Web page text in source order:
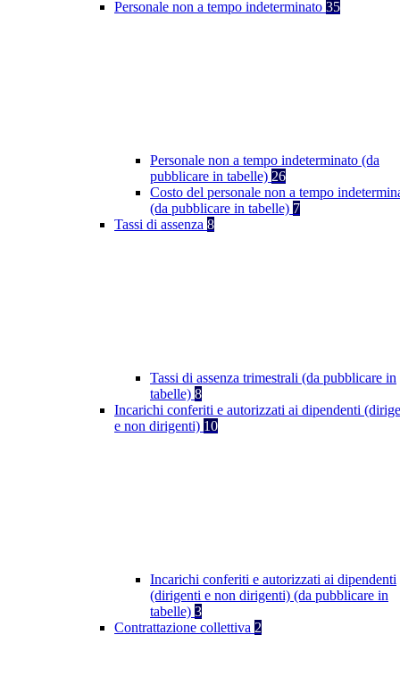
Personale non a tempo indeterminato 35
Personale non a tempo indeterminato (da
pubblicare in tabelle) 26
Costo del personale non a tempo
(da pubblicare in tabelle) 7
Tassi di assenza 8
Tassi di assenza trimestrali (da pubblicare in
tabelle) 8
Incarichi conferiti e autorizzati ai dipendenti
e non dirigenti) 10
Incarichi conferiti e autorizzati ai dipendenti
(dirigenti e non dirigenti) (da pubblicare in
tabelle) 3
Contrattazione collettiva 2